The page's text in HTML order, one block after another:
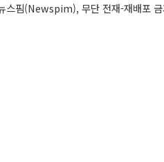
스핌(Newspim), 무단 전재-재배포